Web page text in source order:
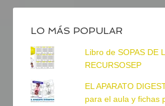
LO MÁS POPULAR
Libro de SOPAS DE
RECURSOSEP
EL APARATO
para el aula y fichas